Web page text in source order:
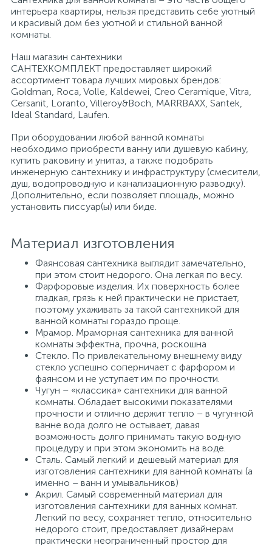
интерьера квартиры, нельзя представить себе уютный
и красивый дом без уютной и стильной ванной
комнаты.
Наш магазин сантехники
САНТЕХКОМПЛЕКТ предоставляет широкий
ассортимент товара лучших мировых брендов:
Goldman, Roca, Volle, Kaldewei, Creo Ceramique, Vitra,
Cersanit, Loranto, Villeroy&Boch, MARRBAXX, Santek,
Ideal Standard, Laufen.
При оборудовании любой ванной комнаты
необходимо приобрести ванну или душевую кабину,
купить раковину и унитаз, а также подобрать
инженерную сантехнику и инфраструктуру (смесители,
душ, водопроводную и канализационную разводку).
Дополнительно, если позволяет площадь, можно
установить писсуар(ы) или биде.
Материал изготовления
Фаянсовая сантехника выглядит замечательно,
при этом стоит недорого. Она легкая по весу.
Фарфоровые изделия. Их поверхность более
гладкая, грязь к ней практически не пристает,
поэтому ухаживать за такой сантехникой для
ванной комнаты гораздо проще.
Мрамор. Мраморная сантехника для ванной
комнаты эффектна, прочна, роскошна
Стекло. По привлекательному внешнему виду
стекло успешно соперничает с фарфором и
фаянсом и не уступает им по прочности.
Чугун – «классика» сантехники для ванной
комнаты. Обладает высокими показателями
прочности и отлично держит тепло – в чугунной
ванне вода долго не остывает, давая
возможность долго принимать такую водную
процедуру и при этом экономить на воде.
Сталь. Самый легкий и дешевый материал для
изготовления сантехники для ванной комнаты (а
именно – ванн и умывальников)
Акрил. Самый современный материал для
изготовления сантехники для ванных комнат.
Легкий по весу, сохраняет тепло, относительно
недорого стоит, предоставляет дизайнерам
практически неограниченный простор для
Полотенцесушители
Душевые трапы
Сифоны и выпуски
Аксессуары для ванной
Системы контроля протечки воды